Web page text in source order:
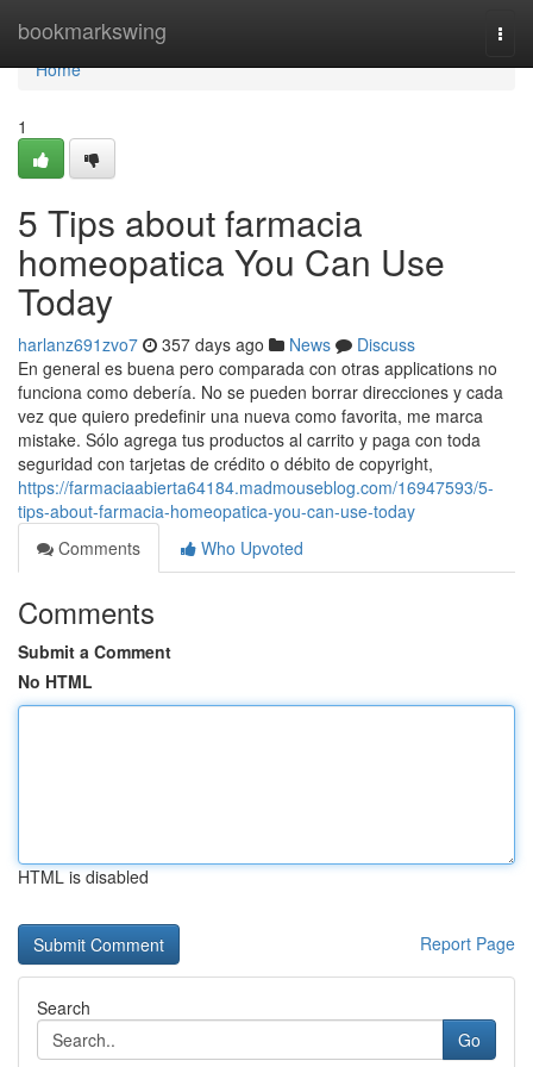
bookmarkswing
Home
Home
1
5 Tips about farmacia
homeopatica You Can Use
Today
harlanz691zvo7 357 days ago News
Discuss
En general es buena pero comparada con otras applications no
funciona como debería. No se pueden borrar direcciones y cada
vez que quiero predefinir una nueva como favorita, me marca
mistake. Sólo agrega tus productos al carrito y paga con toda
seguridad con tarjetas de crédito o débito de copyright,
https://farmaciaabierta64184.madmouseblog.com/16947593/5-
tips-about-farmacia-homeopatica-you-can-use-today
Comments
Who Upvoted
Comments
Submit a Comment
No HTML
HTML is disabled
Report Page
Search
Go